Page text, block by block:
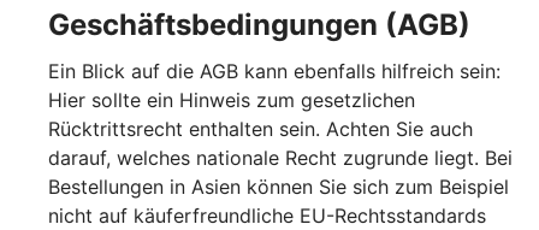
Geschäftsbedingungen (AGB)
Ein Blick auf die AGB kann ebenfalls hilfreich sein:
Hier sollte ein Hinweis zum gesetzlichen
Rücktrittsrecht enthalten sein. Achten Sie auch
darauf, welches nationale Recht zugrunde liegt. Bei
Bestellungen in Asien können Sie sich zum Beispiel
nicht auf käuferfreundliche EU-Rechtsstandards